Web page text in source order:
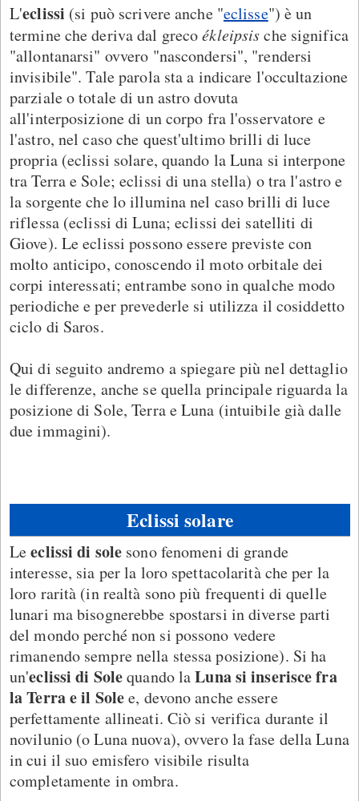
L'eclissi (si può scrivere anche "eclisse") è un
termine che deriva dal grecoékleipsische significa
"allontanarsi" ovvero "nascondersi", "rendersi
invisibile". Tale parola sta a indicare l'occultazione
parziale o totale di un astro dovuta
all'interposizione di un corpo fra l'osservatore e
l'astro, nel caso che quest'ultimo brilli di luce
propria (eclissi solare, quando la Luna si interpone
tra Terra e Sole; eclissi di una stella) o tra l'astro e
la sorgente che lo illumina nel caso brilli di luce
riflessa (eclissi di Luna; eclissi dei satelliti di
Giove). Le eclissi possono essere previste con
molto anticipo, conoscendo il moto orbitale dei
corpi interessati; entrambe sono in qualche modo
periodiche e per prevederle si utilizza il cosiddetto
ciclo di Saros.
Qui di seguito andremo a spiegare più nel dettaglio
le differenze, anche se quella principale riguarda la
posizione di Sole, Terra e Luna (intuibile già dalle
due immagini).
Eclissi solare
Leeclissi di sole sono fenomeni di grande
interesse, sia per la loro spettacolarità che per la
loro rarità (in realtà sono più frequenti di quelle
lunari ma bisognerebbe spostarsi in diverse parti
del mondo perché non si possono vedere
rimanendo sempre nella stessa posizione). Si ha
un'eclissi di Solequando laLuna si inserisce fra
la Terra e il Solee, devono anche essere
perfettamente allineati. Ciò si verifica durante il
novilunio (o Luna nuova), ovvero la fase della Luna
in cui il suo emisfero visibile risulta
completamente in ombra.